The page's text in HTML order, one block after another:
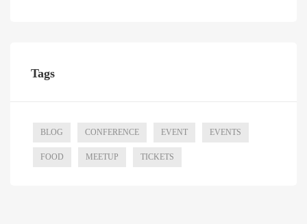
Tags
BLOG CONFERENCE EVENT EVENTS
FOOD MEETUP TICKETS